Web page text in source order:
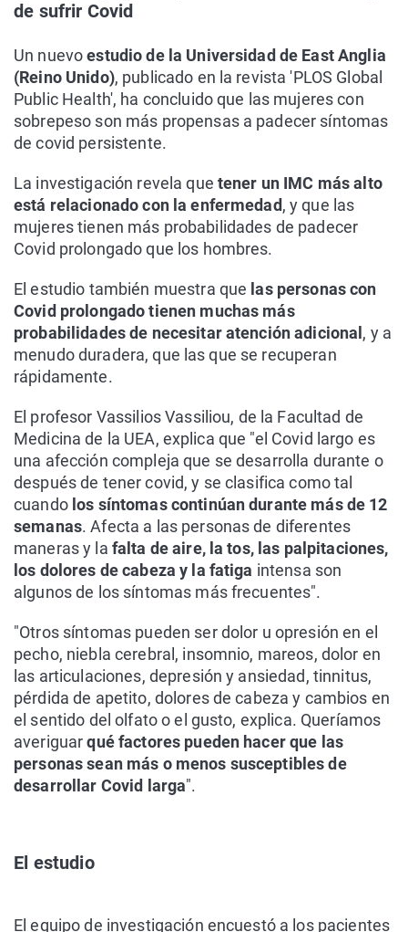
de sufrir Covid
Un nuevoestudio de la Universidad de East Anglia
(Reino Unido), publicado en la revista 'PLOS Global
Public Health', ha concluido que las mujeres con
sobrepeso son más propensas a padecer síntomas
de covid persistente.
La investigación revela que tener un IMC más alto
está relacionado con la enfermedad, y que las
mujeres tienen más probabilidades de padecer
Covid prolongado que los hombres.
El estudio también muestra que las personas con
Covid prolongado tienen muchas más
probabilidades de necesitar atención adicional , y a
menudo duradera, que las que se recuperan
rápidamente.
El profesor Vassilios Vassiliou, de la Facultad de
Medicina de la UEA, explica que "el Covid largo es
una afección compleja que se desarrolla durante o
después de tener covid, y se clasifica como tal
cuando los síntomas continúan durante más de 12
semanas. Afecta a las personas de diferentes
maneras y la falta de aire, la tos, las palpitaciones,
los dolores de cabeza y la fatiga intensa son
algunos de los síntomas más frecuentes".
"Otros síntomas pueden ser dolor u opresión en el
pecho, niebla cerebral, insomnio, mareos, dolor en
las articulaciones, depresión y ansiedad, tinnitus,
pérdida de apetito, dolores de cabeza y cambios en
el sentido del olfato o el gusto, explica. Queríamos
averiguarqué factores pueden hacer que las
personas sean más o menos susceptibles de
desarrollar Covid larga".
El estudio
El equipo de investigación encuestó a los pacientes